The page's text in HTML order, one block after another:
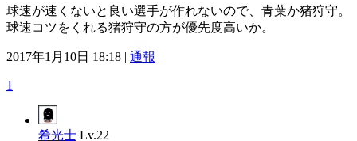
球速が速くないと良い選手が作れないので、青葉か猪狩守。
球速コツをくれる猪狩守の方が優先度高いか。
2017年1月10日 18:18 | 通報
1
希光士 Lv.22